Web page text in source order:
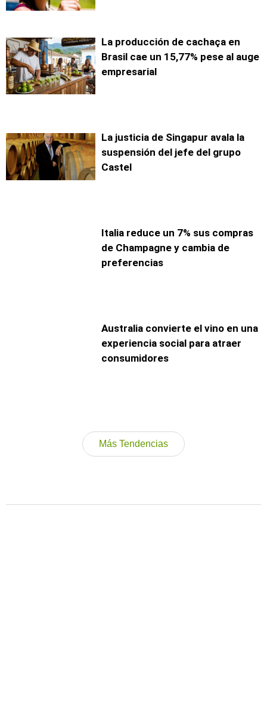
La producción de cachaça en
Brasil cae un 15,77% pese al auge
empresarial
La justicia de Singapur avala la
suspensión del jefe del grupo
Castel
Italia reduce un 7% sus compras
de Champagne y cambia de
preferencias
Australia convierte el vino en una
experiencia social para atraer
consumidores
Más Tendencias